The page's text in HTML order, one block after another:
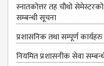
स्नातकोत्तर तह चौथो
सम्बन्धी सूचना
प्रशासनिक तथा सम्पूर्ण
नियमित प्रशासनीक सेवा